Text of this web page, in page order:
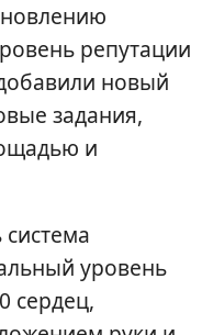
репутации
новый
задания,
и
уровень
сердец,